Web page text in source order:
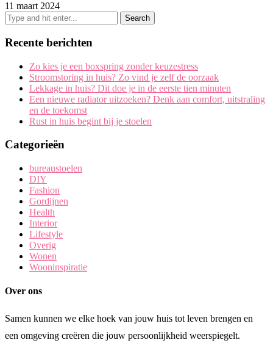
11 maart 2024
Recente berichten
Zo kies je een boxspring zonder keuzestress
Stroomstoring in huis? Zo vind je zelf de oorzaak
Lekkage in huis? Dit doe je in de eerste tien minuten
Een nieuwe radiator uitzoeken? Denk aan comfort, uitstraling
en de toekomst
Rust in huis begint bij je stoelen
Categorieën
bureaustoelen
DIY
Fashion
Gordijnen
Health
Interior
Lifestyle
Overig
Wonen
Wooninspiratie
Over ons
Samen kunnen we elke hoek van jouw huis tot leven brengen en
een omgeving creëren die jouw persoonlijkheid weerspiegelt.